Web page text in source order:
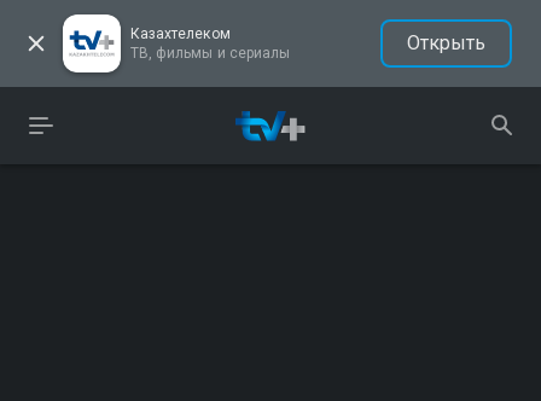
Казахтелеком
ТВ, фильмы и сериалы
Открыть